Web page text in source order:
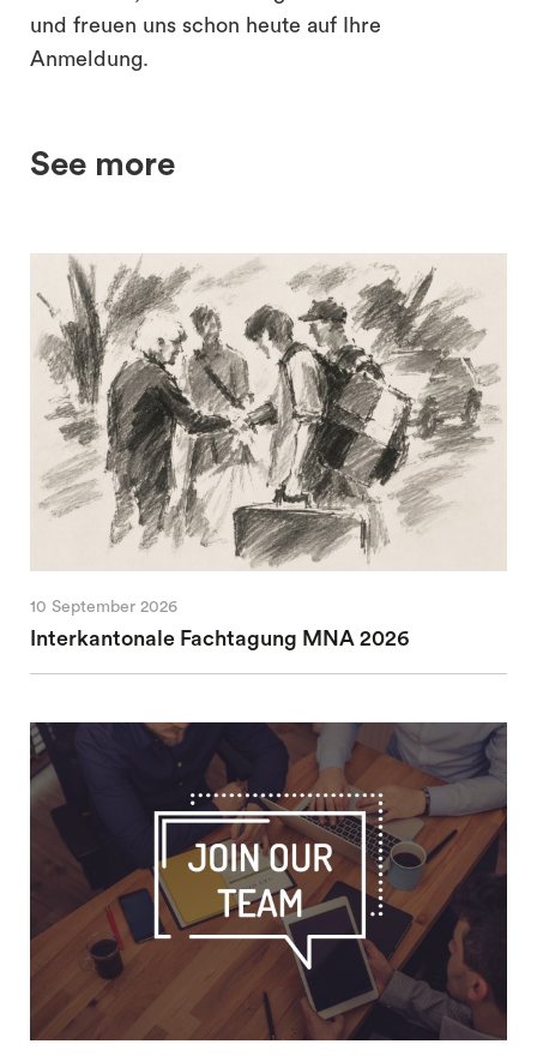
und freuen uns schon heute auf Ihre
Anmeldung.
See more
10 September 2026
Interkantonale Fachtagung MNA 2026